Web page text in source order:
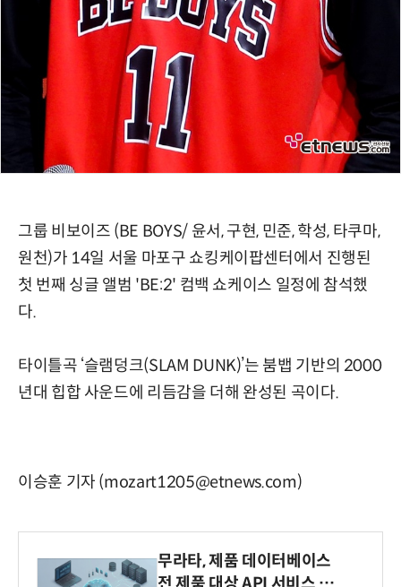
그룹 비보이즈 (BE BOYS/ 윤서, 구현, 민준, 학성, 타쿠마,
원천)가 14일 서울 마포구 쇼킹케이팝센터에서 진행된
첫 번째 싱글 앨범 'BE:2' 컴백 쇼케이스 일정에 참석했
다.
타이틀곡 ‘슬램덩크(SLAM DUNK)’는 붐뱁 기반의 2000
년대 힙합 사운드에 리듬감을 더해 완성된 곡이다.
이승훈 기자 (mozart1205@etnews.com)
무라타, 제품 데이터베이스